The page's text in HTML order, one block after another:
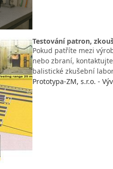
Testování patron,
Pokud patříte mezi
nebo zbraní,
balistické zkušební
Prototypa-ZM, s.r.o. -